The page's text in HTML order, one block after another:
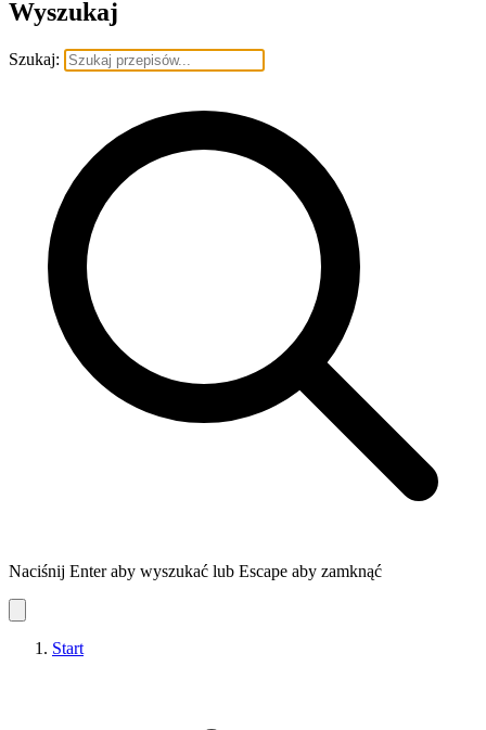
Wyszukaj
Szukaj:
Naciśnij Enter aby wyszukać lub Escape aby zamknąć
Start